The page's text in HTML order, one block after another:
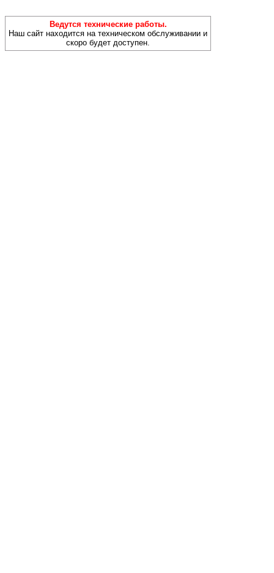
Ведутся технические работы.
Наш сайт находится на техническом обслуживании и
скоро будет доступен.